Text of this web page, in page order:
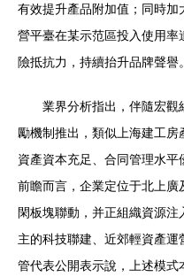
有效提升產品附加值；同時
營平臺在某示范區投入使用
險抵抗力，持續抬升品牌聲譽。
業界分析指出，伴隨宏觀
勵機制推出，類似上海建工
資產資本充足、合同管理水平
前瞻而言，企業定位于北上
閑板塊聯動，并正組織資源
主的科技聯建、近郊輕資產
管代表公開表示說，上述模